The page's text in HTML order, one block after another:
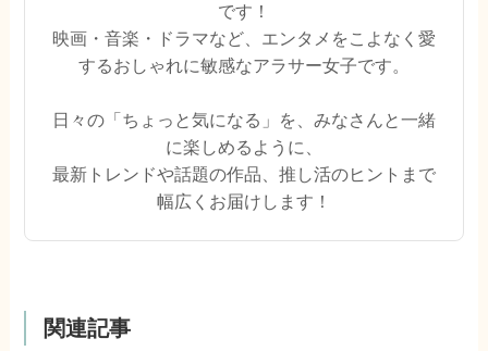
です！
映画・音楽・ドラマなど、エンタメをこよなく愛
するおしゃれに敏感なアラサー女子です。
日々の「ちょっと気になる」を、みなさんと一緒
に楽しめるように、
最新トレンドや話題の作品、推し活のヒントまで
幅広くお届けします！
関連記事